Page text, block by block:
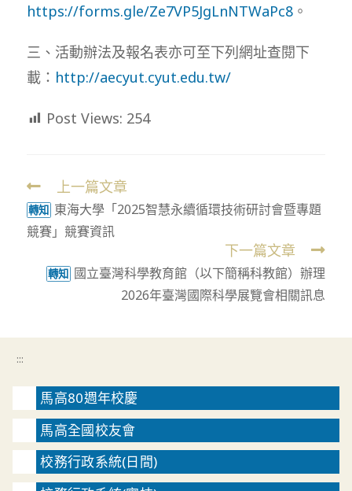
https://forms.gle/Ze7VP5JgLnNTWaPc8。
三、活動辦法及報名表亦可至下列網址查閱下
載： http://aecyut.cyut.edu.tw/
Post Views: 254
Read
more
articles
上一篇文章
轉知 東海大學「2025智慧永續循環技術研討會暨專題
競賽」競賽資訊
下一篇文章
轉知 國立臺灣科學教育館（以下簡稱科教館）辦理
2026年臺灣國際科學展覽會相關訊息
:::
馬高80週年校慶
馬高全國校友會
校務行政系統(日間)